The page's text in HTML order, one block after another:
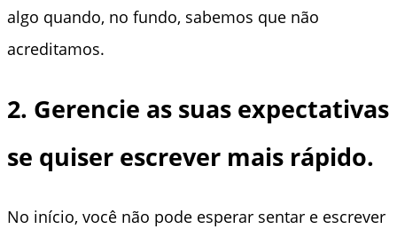
algo quando, no fundo, sabemos que não
acreditamos.
2. Gerencie as suas expectativas
se quiser escrever mais rápido.
No início, você não pode esperar sentar e escrever